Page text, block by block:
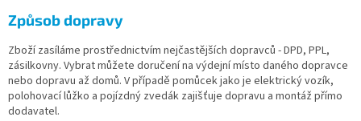
Způsob dopravy
Zboží zasíláme prostřednictvím nejčastějších dopravců - DPD, PPL,
zásilkovny. Vybrat můžete doručení na výdejní místo daného dopravce
nebo dopravu až domů. V případě pomůcek jako je elektrický vozík,
polohovací lůžko a pojízdný zvedák zajišťuje dopravu a montáž přímo
dodavatel.